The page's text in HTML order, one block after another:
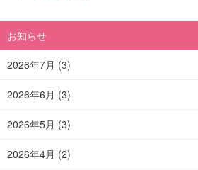
お知らせ
2026年7月 (3)
2026年6月 (3)
2026年5月 (3)
2026年4月 (2)